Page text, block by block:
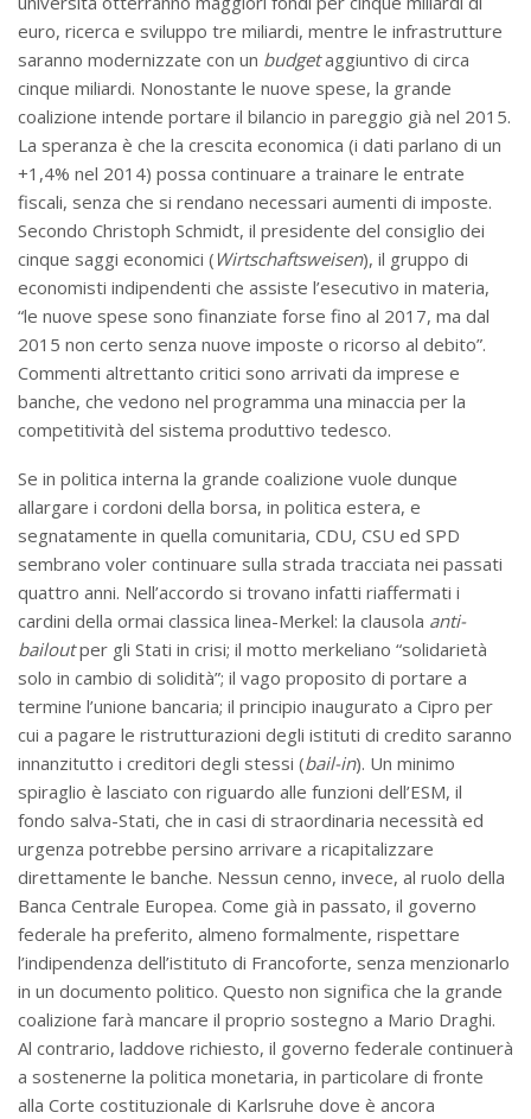
euro, ricerca e sviluppo tre miliardi, mentre le infrastrutture
saranno modernizzate con un budgetaggiuntivo di circa
cinque miliardi. Nonostante le nuove spese, la grande
coalizione intende portare il bilancio in pareggio già nel 2015.
La speranza è che la crescita economica (i dati parlano di un
+1,4% nel 2014) possa continuare a trainare le entrate
fiscali, senza che si rendano necessari aumenti di imposte.
Secondo Christoph Schmidt, il presidente del consiglio dei
cinque saggi economici ( Wirtschaftsweisen), il gruppo di
economisti indipendenti che assiste l’esecutivo in materia,
“le nuove spese sono finanziate forse fino al 2017, ma dal
2015 non certo senza nuove imposte o ricorso al debito”.
Commenti altrettanto critici sono arrivati da imprese e
banche, che vedono nel programma una minaccia per la
competitività del sistema produttivo tedesco.
Se in politica interna la grande coalizione vuole dunque
allargare i cordoni della borsa, in politica estera, e
segnatamente in quella comunitaria, CDU, CSU ed SPD
sembrano voler continuare sulla strada tracciata nei passati
quattro anni. Nell’accordo si trovano infatti riaffermati i
cardini della ormai classica linea-Merkel: la clausola anti-
bailoutper gli Stati in crisi; il motto merkeliano “solidarietà
solo in cambio di solidità”; il vago proposito di portare a
termine l’unione bancaria; il principio inaugurato a Cipro per
cui a pagare le ristrutturazioni degli istituti di credito saranno
innanzitutto i creditori degli stessi (bail-in). Un minimo
spiraglio è lasciato con riguardo alle funzioni dell’ESM, il
fondo salva-Stati, che in casi di straordinaria necessità ed
urgenza potrebbe persino arrivare a ricapitalizzare
direttamente le banche. Nessun cenno, invece, al ruolo della
Banca Centrale Europea. Come già in passato, il governo
federale ha preferito, almeno formalmente, rispettare
l’indipendenza dell’istituto di Francoforte, senza menzionarlo
in un documento politico. Questo non significa che la grande
coalizione farà mancare il proprio sostegno a Mario Draghi.
Al contrario, laddove richiesto, il governo federale continuerà
a sostenerne la politica monetaria, in particolare di fronte
alla Corte costituzionale di Karlsruhe dove è ancora